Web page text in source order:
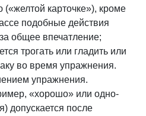
карточке»), кроме
подобные действия
общее впечатление;
трогать или гладить или
во время упражнения.
упражнения.
«хорошо» или одно-
допускается после